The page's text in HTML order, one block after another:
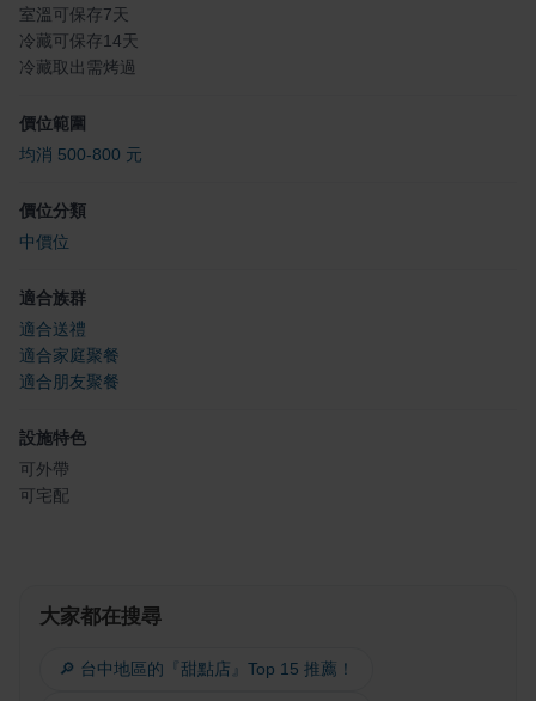
室溫可保存7天
冷藏可保存14天
冷藏取出需烤過
價位範圍
均消 500-800 元
價位分類
中價位
適合族群
適合送禮
適合家庭聚餐
適合朋友聚餐
設施特色
可外帶
可宅配
大家都在搜尋
🔎 台中地區的『甜點店』Top 15 推薦！